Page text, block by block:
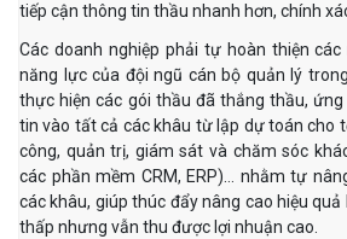
tiếp cận thông tin thầu nhanh hơn, chính
Các doanh nghiệp phải tự hoàn thiện
năng lực của đội ngũ cán bộ quản lý
thực hiện các gói thầu đã thắng thầu,
tin vào tất cả các khâu từ lập dự toán cho
công, quản trị, giám sát và chăm sóc
các phần mềm CRM, ERP)… nhằm tự
các khâu, giúp thúc đẩy nâng cao hiệu
thấp nhưng vẫn thu được lợi nhuận cao.